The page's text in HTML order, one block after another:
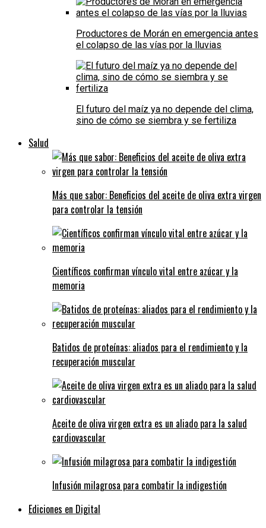
Productores de Morán en emergencia antes
el colapso de las vías por la lluvias
El futuro del maíz ya no depende del clima,
sino de cómo se siembra y se fertiliza
Salud
Más que sabor: Beneficios del aceite de oliva extra virgen
para controlar la tensión
Científicos confirman vínculo vital entre azúcar y la
memoria
Batidos de proteínas: aliados para el rendimiento y la
recuperación muscular
Aceite de oliva virgen extra es un aliado para la salud
cardiovascular
Infusión milagrosa para combatir la indigestión
Ediciones en Digital